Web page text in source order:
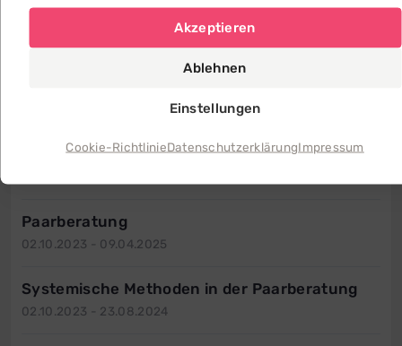
Akzeptieren
Ablehnen
Einstellungen
Cookie-RichtlinieDatenschutzerklärungImpressum
Qualifikationen und Erfahrungen
Coaching Ausbildung
NLP Trainer nach DVNL/EANLP
Paarberatung
02.10.2023 - 09.04.2025
Systemische Methoden in der Paarberatung
02.10.2023 - 23.08.2024